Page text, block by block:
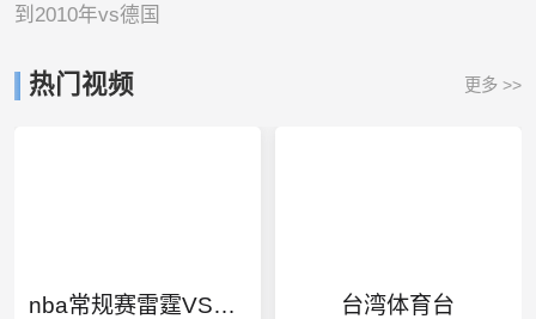
到2010年vs德国
热门视频 更多 >>
nba常规赛雷霆VS开拓者 台湾体育台